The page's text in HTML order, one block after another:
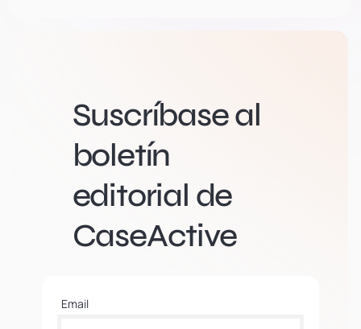
Suscríbase al
boletín
editorial de
CaseActive
Email